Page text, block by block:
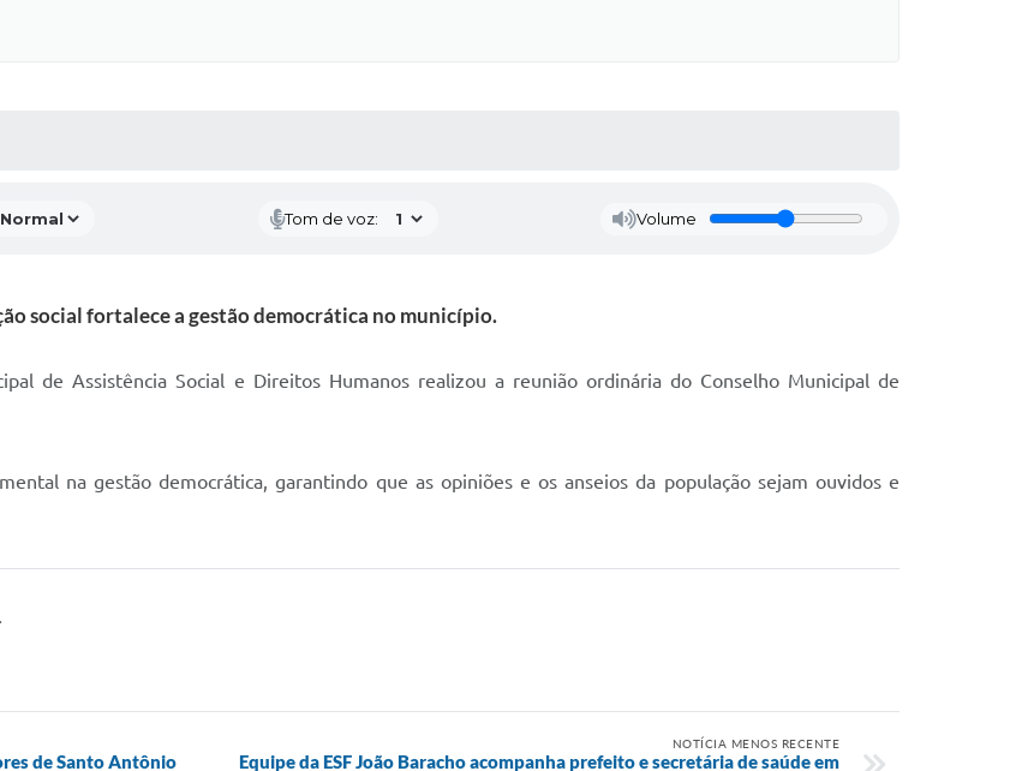
Tom de voz: Volume
social fortalece a gestão democrática no município.
de Assistência Social e Direitos Humanos realizou a reunião ordinária do Conselho Municipal de
na gestão democrática, garantindo que as opiniões e os anseios da população sejam ouvidos e
de Santo Antônio
NOTÍCIA MENOS RECENTE
Equipe da ESF João Baracho acompanha prefeito e secretária de saúde em